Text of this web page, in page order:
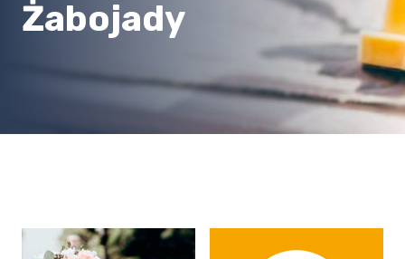
Żabojady